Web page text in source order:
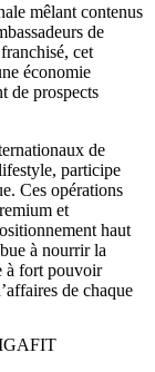
mêlant contenus
de
cet
économie
de prospects
de
participe
Ces opérations
et
haut
à nourrir la
à fort pouvoir
de chaque